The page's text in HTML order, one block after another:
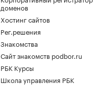
доменов
Хостинг сайтов
Рег.решения
Знакомства
Сайт знакомств podbor.ru
РБК Курсы
Школа управления РБК